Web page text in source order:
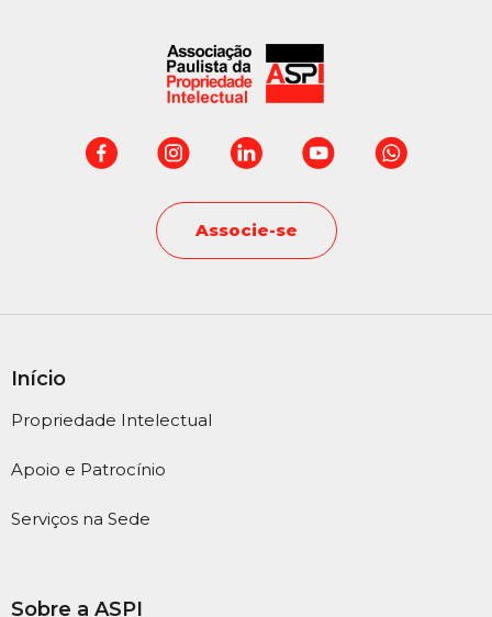
Associe-se
Início
Propriedade Intelectual
Apoio e Patrocínio
Serviços na Sede
Sobre a ASPI